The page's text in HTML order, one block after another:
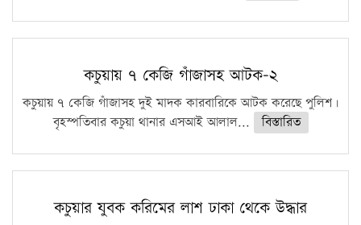
কচুয়ায় ৭ কেজি গাঁজাসহ আটক-২
কচুয়ায় ৭ কেজি গাঁজাসহ দুই মাদক কারবারিকে আটক করেছে পুলিশ।
বৃহস্পতিবার কচুয়া থানার এসআই আলাল...
বিস্তারিত
কচুয়ার যুবক করিমের লাশ ঢাকা থেকে উদ্ধার